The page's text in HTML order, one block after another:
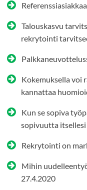
Talouskasvu
rekrytointi
Kokemuksella voi
kannattaa
Kun se sopiva
sopivuutta itsellesi
Rekrytointi on
Mihin
27.4.2020